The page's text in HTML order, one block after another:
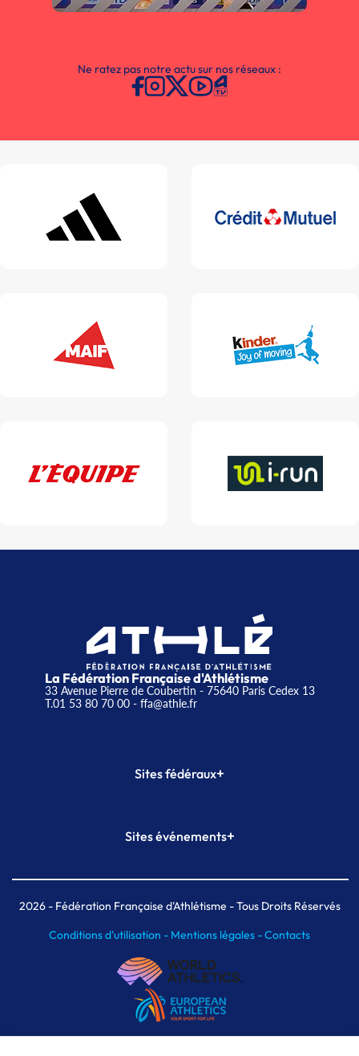
Ne ratez pas notre actu sur nos réseaux :
La Fédération Française d'Athlétisme
33 Avenue Pierre de Coubertin - 75640 Paris Cedex 13
T.01 53 80 70 00- ffa@athle.fr
Sites fédéraux+
Plateforme Formation
Sites événements+
Meeting de Paris indoor
MAIF Ekiden de Paris
2026- Fédération Française d'Athlétisme - Tous Droits Réservés
Conditions d'utilisation - Mentions légales -Contacts